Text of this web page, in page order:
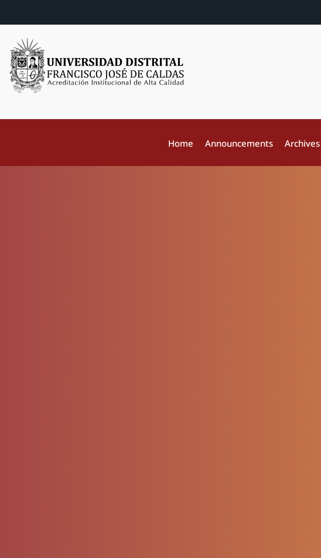
Home Announcements Archives